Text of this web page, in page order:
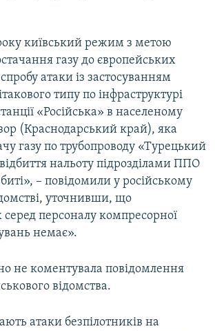
київський режим з метою
газу до європейських
атаки із застосуванням
типу по інфраструктурі
«Російська» в населеному
(Краснодарський край), яка
газу по трубопроводу «Турецький
нальоту підрозділами ППО
– повідомили у російському
уточнивши, що
персоналу компресорної
немає».
не коментувала повідомлення
відомства.
атаки безпілотників на